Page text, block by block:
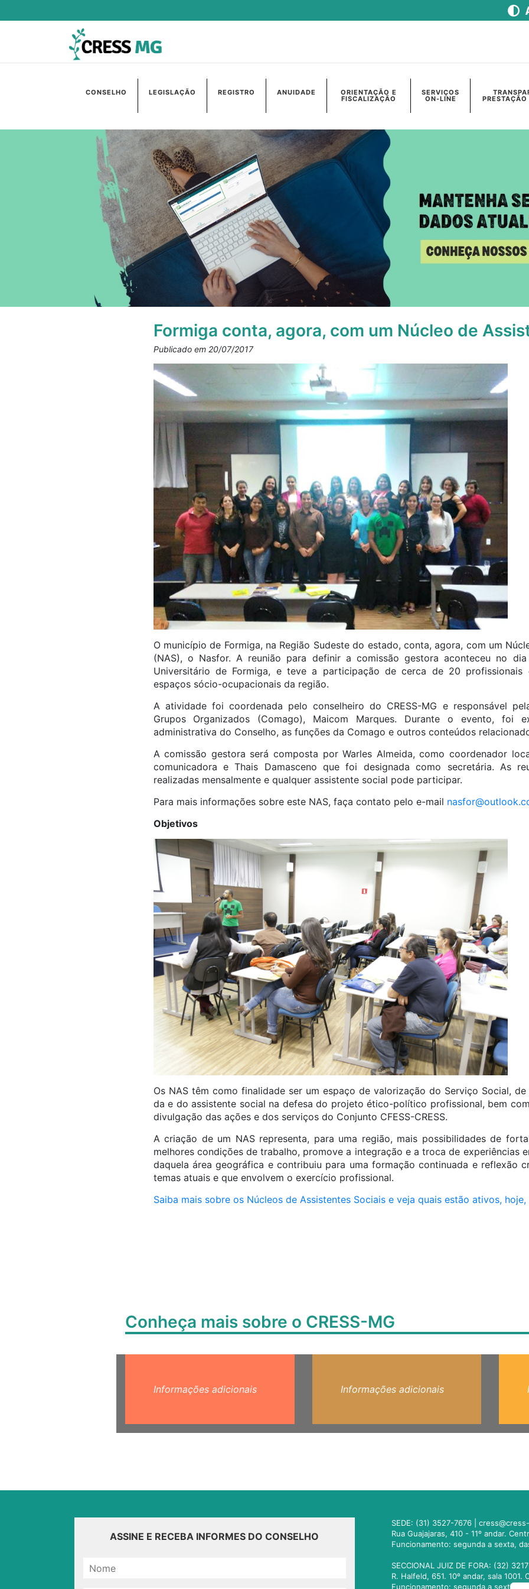
CONSELHO LEGISLAÇÃO REGISTRO ANUIDADE ORIENTAÇÃO E
FISCALIZAÇÃO
SERVIÇOS
ON-LINE
Formiga conta, agora, com um Núcleo de
Publicado em 20/07/2017
O município de Formiga, na Região Sudeste do estado, conta, agora, com um
(NAS), o Nasfor. A reunião para definir a comissão gestora aconteceu no
Universitário de Formiga, e teve a participação de cerca de 20 profissionais
espaços sócio-ocupacionais da região.
A atividade foi coordenada pelo conselheiro do CRESS-MG e responsável
Grupos Organizados (Comago), Maicom Marques. Durante o evento, foi
administrativa do Conselho, as funções da Comago e outros conteúdos
A comissão gestora será composta por Warles Almeida, como coordenador
comunicadora e Thais Damasceno que foi designada como secretária. As
realizadas mensalmente e qualquer assistente social pode participar.
Para mais informações sobre este NAS, faça contato pelo e-mail
Objetivos
Os NAS têm como finalidade ser um espaço de valorização do Serviço Social,
da e do assistente social na defesa do projeto ético-político profissional, bem
divulgação das ações e dos serviços do Conjunto CFESS-CRESS.
A criação de um NAS representa, para uma região, mais possibilidades de
melhores condições de trabalho, promove a integração e a troca de experiências
daquela área geográfica e contribuiu para uma formação continuada e reflexão
temas atuais e que envolvem o exercício profissional.
Saiba mais sobre os Núcleos de Assistentes Sociais e veja quais estão ativos, hoje,
Conheça mais sobre o CRESS-MG
Informações adicionais Informações adicionais
ASSINE E RECEBA INFORMES DO CONSELHO
SEDE: (31) 3527-7676 |
Rua Guajajaras, 410 - 11º andar.
Funcionamento: segunda a sexta,
SECCIONAL JUIZ DE FORA: (32)
R. Halfeld, 651. 10º andar, sala
Funcionamento: segunda a sexta,